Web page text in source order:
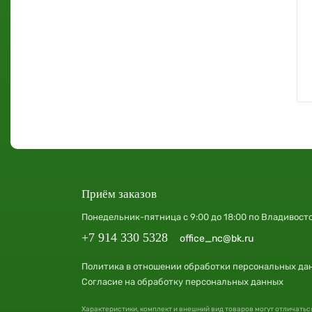
Приём заказов
Понедельник-пятница с 9:00 до 18:00 по
+7 914 330 5328 office_nc@bk.ru
Политика в отношении обработки персональных
Согласие на обработку персональных данных
Характеристики, комплект и внешний вид товаров могут